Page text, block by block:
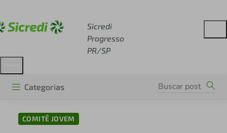
Sicredi
Progresso
PR/SP
Categorias
COMITÊ JOVEM